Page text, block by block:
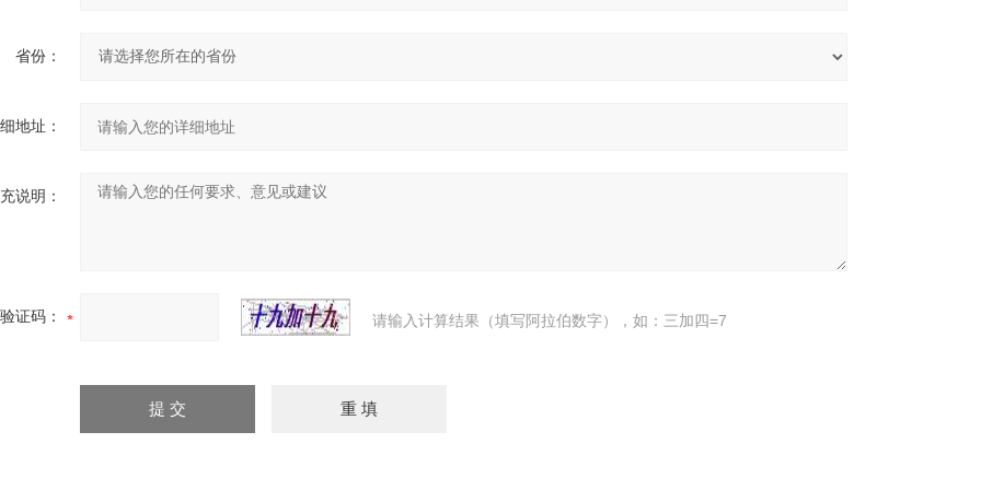
省份：
地址：
说明：
验证码： 请输入计算结果（填写阿拉伯数字），如：三加四=7